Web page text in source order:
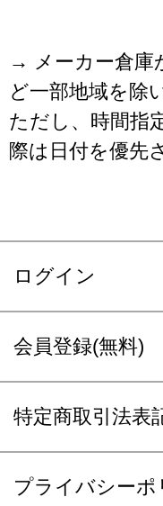
→ メーカー倉庫
ど一部地域を除
ただし、時間指
際は日付を優先
ログイン
会員登録(無料)
特定商取引法表
プライバシーポ